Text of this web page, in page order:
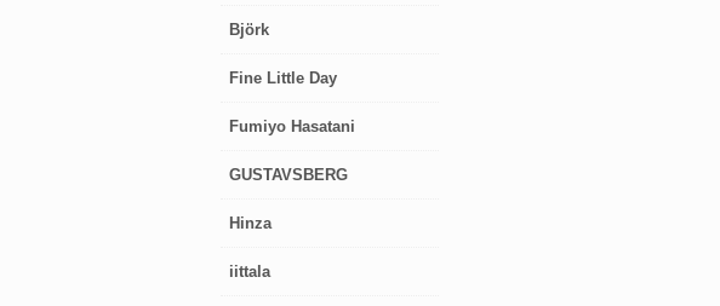
Björk
Fine Little Day
Fumiyo Hasatani
GUSTAVSBERG
Hinza
iittala